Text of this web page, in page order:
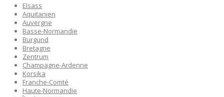
Elsass
Aquitanien
Auvergne
Basse-Normandie
Burgund
Bretagne
Zentrum
Champagne-Ardenne
Korsika
Franche-Comté
Haute-Normandie